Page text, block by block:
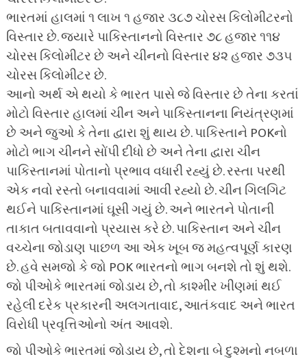
ભારતમાં હાલમાં ૧ લાખ ૧ હજાર ૩૮૭ ચોરસ કિલોમીટરનો
વિસ્તાર છે. જ્યારે પાકિસ્તાનનો વિસ્તાર ૭૮ હજાર ૧૧૪
ચોરસ કિલોમીટર છે અને ચીનનો વિસ્તાર ૪૨ હજાર ૭૩૫
ચોરસ કિલોમીટર છે.
આનો અર્થ એ થયો કે ભારત પાસે જે વિસ્તાર છે તેના કરતાં
મોટો વિસ્તાર હાલમાં ચીન અને પાકિસ્તાનના નિયંત્રણમાં
છે અને જુઓ કે તેના દ્વારા શું થાય છે. પાકિસ્તાને POKનો
મોટો ભાગ ચીનને સોંપી દીધો છે અને તેના દ્વારા ચીન
પાકિસ્તાનમાં પોતાનો પ્રભાવ વધારી રહ્યું છે. રસ્તા પરથી
એક નવો રસ્તો બનાવવામાં આવી રહ્યો છે. ચીન ગિલગિટ
થઈને પાકિસ્તાનમાં ઘૂસી ગયું છે. અને ભારતને પોતાની
તાકાત બતાવવાનો પ્રયાસ કરે છે. પાકિસ્તાન અને ચીન
વચ્ચેના જોડાણ પાછળ આ એક ખૂબ જ મહત્વપૂર્ણ કારણ
છે. હવે સમજો કે જો POK ભારતનો ભાગ બનશે તો શું થશે.
જો પીઓકે ભારતમાં જોડાય છે, તો કાશ્મીર ખીણમાં થઈ
રહેલી દરેક પ્રકારની અલગતાવાદ, આતંકવાદ અને ભારત
વિરોધી પ્રવૃત્તિઓનો અંત આવશે.
જો પીઓકે ભારતમાં જોડાય છે, તો દેશના બે દુશ્મનો નબળા